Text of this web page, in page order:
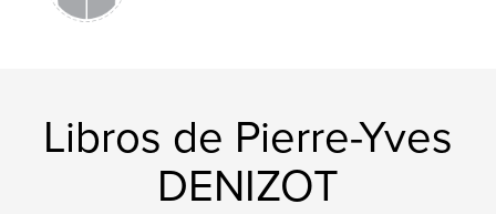
Libros de Pierre-Yves
DENIZOT